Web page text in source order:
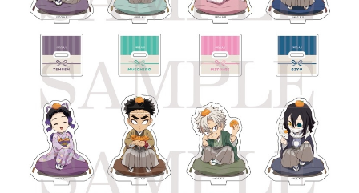
配送毎にNT$220
黑貓宅配-貨到付款
配送毎にNT$150